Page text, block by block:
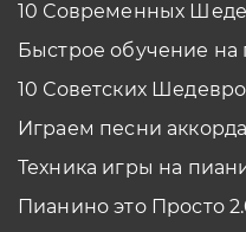
10 Современных
Быстрое обучение на
10 Советских
Играем песни
Техника игры на
Пианино это Просто